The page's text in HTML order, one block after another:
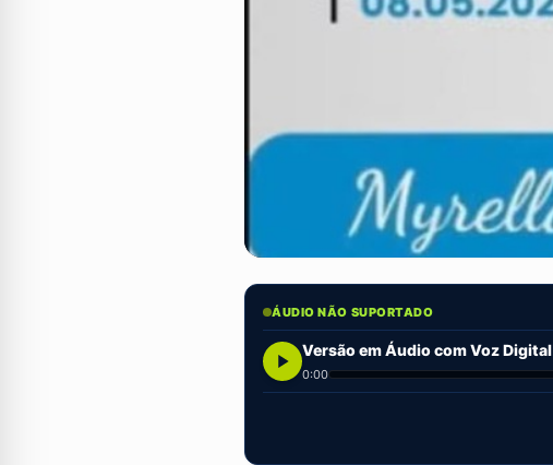
ÁUDIO NÃO SUPORTADO
Versão em Áudio com Voz Digital
0:00